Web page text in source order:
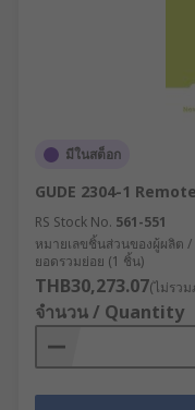
มีในสต็อก
GUDE 2304-1
RS Stock No. 561-551
หมายเลขชิ้นส่วนของผู้ผลิต /
ยอดรวมย่อย (1 ชิ้น)
THB30,273.07(ไม่รว
จำนวน / Quantity